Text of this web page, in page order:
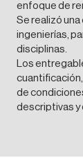
enfoque de
Se realizó
ingenierías,
disciplinas.
Los
de
descriptivas y